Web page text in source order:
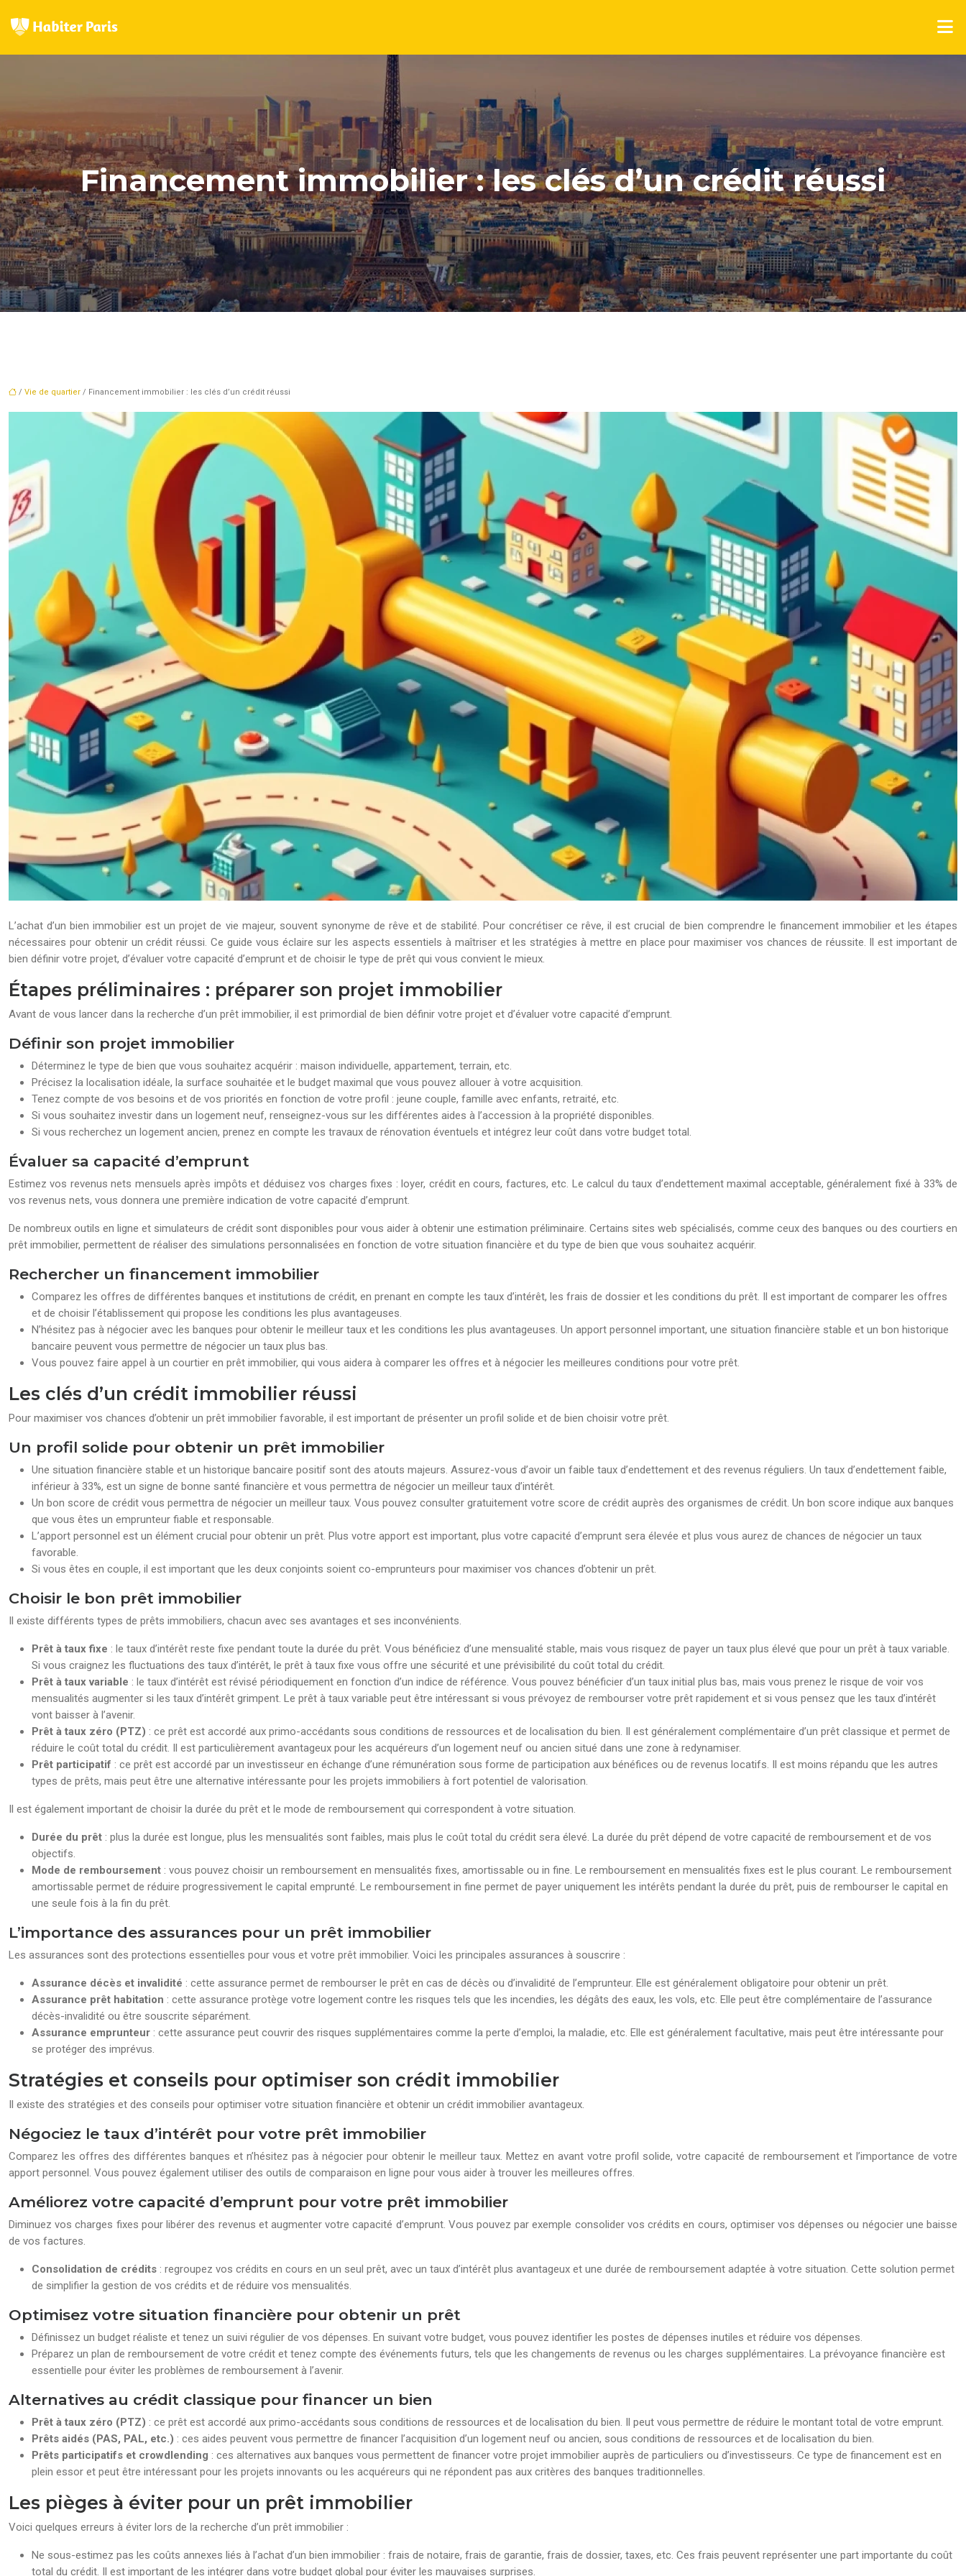
Financement immobilier : les clés d’un crédit réussi
/ Vie de quartier / Financement immobilier : les clés d’un crédit réussi
L’achat d’un bien immobilier est un projet de vie majeur, souvent synonyme de rêve et de stabilité. Pour concrétiser ce rêve, il est crucial de bien comprendre le financement immobilier et les étapes
nécessaires pour obtenir un crédit réussi. Ce guide vous éclaire sur les aspects essentiels à maîtriser et les stratégies à mettre en place pour maximiser vos chances de réussite. Il est important de
bien définir votre projet, d’évaluer votre capacité d’emprunt et de choisir le type de prêt qui vous convient le mieux.
Étapes préliminaires : préparer son projet immobilier
Avant de vous lancer dans la recherche d’un prêt immobilier, il est primordial de bien définir votre projet et d’évaluer votre capacité d’emprunt.
Définir son projet immobilier
Déterminez le type de bien que vous souhaitez acquérir : maison individuelle, appartement, terrain, etc.
Précisez la localisation idéale, la surface souhaitée et le budget maximal que vous pouvez allouer à votre acquisition.
Tenez compte de vos besoins et de vos priorités en fonction de votre profil : jeune couple, famille avec enfants, retraité, etc.
Si vous souhaitez investir dans un logement neuf, renseignez-vous sur les différentes aides à l’accession à la propriété disponibles.
Si vous recherchez un logement ancien, prenez en compte les travaux de rénovation éventuels et intégrez leur coût dans votre budget total.
Évaluer sa capacité d’emprunt
Estimez vos revenus nets mensuels après impôts et déduisez vos charges fixes : loyer, crédit en cours, factures, etc. Le calcul du taux d’endettement maximal acceptable, généralement fixé à 33% de
vos revenus nets, vous donnera une première indication de votre capacité d’emprunt.
De nombreux outils en ligne et simulateurs de crédit sont disponibles pour vous aider à obtenir une estimation préliminaire. Certains sites web spécialisés, comme ceux des banques ou des courtiers en
prêt immobilier, permettent de réaliser des simulations personnalisées en fonction de votre situation financière et du type de bien que vous souhaitez acquérir.
Rechercher un financement immobilier
Comparez les offres de différentes banques et institutions de crédit, en prenant en compte les taux d’intérêt, les frais de dossier et les conditions du prêt. Il est important de comparer les offres
et de choisir l’établissement qui propose les conditions les plus avantageuses.
N’hésitez pas à négocier avec les banques pour obtenir le meilleur taux et les conditions les plus avantageuses. Un apport personnel important, une situation financière stable et un bon historique
bancaire peuvent vous permettre de négocier un taux plus bas.
Vous pouvez faire appel à un courtier en prêt immobilier, qui vous aidera à comparer les offres et à négocier les meilleures conditions pour votre prêt.
Les clés d’un crédit immobilier réussi
Pour maximiser vos chances d’obtenir un prêt immobilier favorable, il est important de présenter un profil solide et de bien choisir votre prêt.
Un profil solide pour obtenir un prêt immobilier
Une situation financière stable et un historique bancaire positif sont des atouts majeurs. Assurez-vous d’avoir un faible taux d’endettement et des revenus réguliers. Un taux d’endettement faible,
inférieur à 33%, est un signe de bonne santé financière et vous permettra de négocier un meilleur taux d’intérêt.
Un bon score de crédit vous permettra de négocier un meilleur taux. Vous pouvez consulter gratuitement votre score de crédit auprès des organismes de crédit. Un bon score indique aux banques
que vous êtes un emprunteur fiable et responsable.
L’apport personnel est un élément crucial pour obtenir un prêt. Plus votre apport est important, plus votre capacité d’emprunt sera élevée et plus vous aurez de chances de négocier un taux
favorable.
Si vous êtes en couple, il est important que les deux conjoints soient co-emprunteurs pour maximiser vos chances d’obtenir un prêt.
Choisir le bon prêt immobilier
Il existe différents types de prêts immobiliers, chacun avec ses avantages et ses inconvénients.
Prêt à taux fixe : le taux d’intérêt reste fixe pendant toute la durée du prêt. Vous bénéficiez d’une mensualité stable, mais vous risquez de payer un taux plus élevé que pour un prêt à taux variable.
Si vous craignez les fluctuations des taux d’intérêt, le prêt à taux fixe vous offre une sécurité et une prévisibilité du coût total du crédit.
Prêt à taux variable : le taux d’intérêt est révisé périodiquement en fonction d’un indice de référence. Vous pouvez bénéficier d’un taux initial plus bas, mais vous prenez le risque de voir vos
mensualités augmenter si les taux d’intérêt grimpent. Le prêt à taux variable peut être intéressant si vous prévoyez de rembourser votre prêt rapidement et si vous pensez que les taux d’intérêt
vont baisser à l’avenir.
Prêt à taux zéro (PTZ) : ce prêt est accordé aux primo-accédants sous conditions de ressources et de localisation du bien. Il est généralement complémentaire d’un prêt classique et permet de
réduire le coût total du crédit. Il est particulièrement avantageux pour les acquéreurs d’un logement neuf ou ancien situé dans une zone à redynamiser.
Prêt participatif : ce prêt est accordé par un investisseur en échange d’une rémunération sous forme de participation aux bénéfices ou de revenus locatifs. Il est moins répandu que les autres
types de prêts, mais peut être une alternative intéressante pour les projets immobiliers à fort potentiel de valorisation.
Il est également important de choisir la durée du prêt et le mode de remboursement qui correspondent à votre situation.
Durée du prêt : plus la durée est longue, plus les mensualités sont faibles, mais plus le coût total du crédit sera élevé. La durée du prêt dépend de votre capacité de remboursement et de vos
objectifs.
Mode de remboursement : vous pouvez choisir un remboursement en mensualités fixes, amortissable ou in fine. Le remboursement en mensualités fixes est le plus courant. Le remboursement
amortissable permet de réduire progressivement le capital emprunté. Le remboursement in fine permet de payer uniquement les intérêts pendant la durée du prêt, puis de rembourser le capital en
une seule fois à la fin du prêt.
L’importance des assurances pour un prêt immobilier
Les assurances sont des protections essentielles pour vous et votre prêt immobilier. Voici les principales assurances à souscrire :
Assurance décès et invalidité : cette assurance permet de rembourser le prêt en cas de décès ou d’invalidité de l’emprunteur. Elle est généralement obligatoire pour obtenir un prêt.
Assurance prêt habitation : cette assurance protège votre logement contre les risques tels que les incendies, les dégâts des eaux, les vols, etc. Elle peut être complémentaire de l’assurance
décès-invalidité ou être souscrite séparément.
Assurance emprunteur : cette assurance peut couvrir des risques supplémentaires comme la perte d’emploi, la maladie, etc. Elle est généralement facultative, mais peut être intéressante pour
se protéger des imprévus.
Stratégies et conseils pour optimiser son crédit immobilier
Il existe des stratégies et des conseils pour optimiser votre situation financière et obtenir un crédit immobilier avantageux.
Négociez le taux d’intérêt pour votre prêt immobilier
Comparez les offres des différentes banques et n’hésitez pas à négocier pour obtenir le meilleur taux. Mettez en avant votre profil solide, votre capacité de remboursement et l’importance de votre
apport personnel. Vous pouvez également utiliser des outils de comparaison en ligne pour vous aider à trouver les meilleures offres.
Améliorez votre capacité d’emprunt pour votre prêt immobilier
Diminuez vos charges fixes pour libérer des revenus et augmenter votre capacité d’emprunt. Vous pouvez par exemple consolider vos crédits en cours, optimiser vos dépenses ou négocier une baisse
de vos factures.
Consolidation de crédits : regroupez vos crédits en cours en un seul prêt, avec un taux d’intérêt plus avantageux et une durée de remboursement adaptée à votre situation. Cette solution permet
de simplifier la gestion de vos crédits et de réduire vos mensualités.
Optimisez votre situation financière pour obtenir un prêt
Définissez un budget réaliste et tenez un suivi régulier de vos dépenses. En suivant votre budget, vous pouvez identifier les postes de dépenses inutiles et réduire vos dépenses.
Préparez un plan de remboursement de votre crédit et tenez compte des événements futurs, tels que les changements de revenus ou les charges supplémentaires. La prévoyance financière est
essentielle pour éviter les problèmes de remboursement à l’avenir.
Alternatives au crédit classique pour financer un bien
Prêt à taux zéro (PTZ) : ce prêt est accordé aux primo-accédants sous conditions de ressources et de localisation du bien. Il peut vous permettre de réduire le montant total de votre emprunt.
Prêts aidés (PAS, PAL, etc.) : ces aides peuvent vous permettre de financer l’acquisition d’un logement neuf ou ancien, sous conditions de ressources et de localisation du bien.
Prêts participatifs et crowdlending : ces alternatives aux banques vous permettent de financer votre projet immobilier auprès de particuliers ou d’investisseurs. Ce type de financement est en
plein essor et peut être intéressant pour les projets innovants ou les acquéreurs qui ne répondent pas aux critères des banques traditionnelles.
Les pièges à éviter pour un prêt immobilier
Voici quelques erreurs à éviter lors de la recherche d’un prêt immobilier :
Ne sous-estimez pas les coûts annexes liés à l’achat d’un bien immobilier : frais de notaire, frais de garantie, frais de dossier, taxes, etc. Ces frais peuvent représenter une part importante du coût
total du crédit. Il est important de les intégrer dans votre budget global pour éviter les mauvaises surprises.